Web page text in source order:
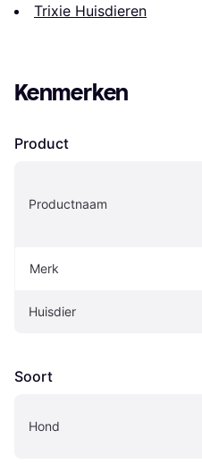
Trixie Huisdieren
Kenmerken
Product
Productnaam
Merk
Huisdier
Soort
Hond